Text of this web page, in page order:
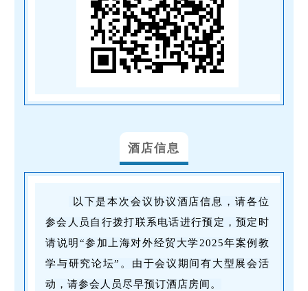
酒店信息
以下是本次会议协议酒店信息，请各位
参会人员自行拨打联系电话进行预定，预定时
请说明“参加上海对外经贸大学2025年案例教
学与研究论坛”。由于会议期间有大型展会活
动，请参会人员尽早预订酒店房间。